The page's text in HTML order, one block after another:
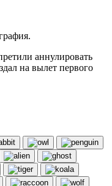
аннулировать
на вылет первого